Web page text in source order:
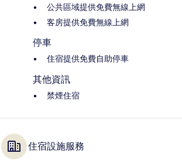
公共區域提供免費無線上網
客房提供免費無線上網
停車
住宿提供免費自助停車
其他資訊
禁煙住宿
住宿設施服務